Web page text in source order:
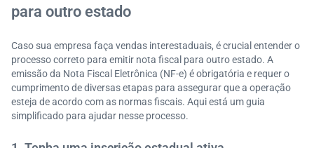
para outro estado
Caso sua empresa faça vendas interestaduais, é crucial entender o
processo correto para emitir nota fiscal para outro estado. A
emissão da Nota Fiscal Eletrônica (NF-e) é obrigatória e requer o
cumprimento de diversas etapas para assegurar que a operação
esteja de acordo com as normas fiscais. Aqui está um guia
simplificado para ajudar nesse processo.